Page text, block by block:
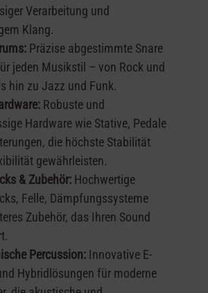
Verarbeitung und
Klang.
Präzise abgestimmte Snare
jeden Musikstil – von Rock und
hin zu Jazz und Funk.
Robuste und
Hardware wie Stative, Pedale
die höchste Stabilität
gewährleisten.
& Zubehör: Hochwertige
Felle, Dämpfungssysteme
Zubehör, das Ihren Sound
Percussion: Innovative E-
Hybridlösungen für moderne